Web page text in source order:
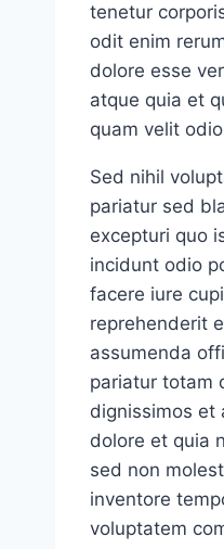
tenetur
odit enim
dolore esse
atque quia et
quam velit
Sed nihil
pariatur sed
excepturi quo
incidunt odio
facere iure
reprehenderit
assumenda
pariatur totam
dignissimos et
dolore et quia
sed non
inventore
voluptatem